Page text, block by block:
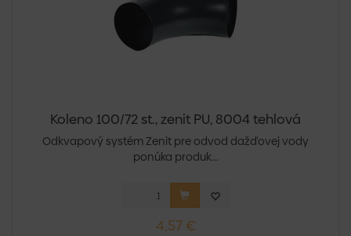
Koleno 100/72 st., zenit PU, 8004 tehlová
Odkvapový systém Zenit pre odvod dažďovej vody
ponúka produk...
4,57 €